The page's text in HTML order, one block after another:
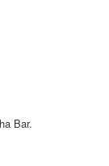
Bar.